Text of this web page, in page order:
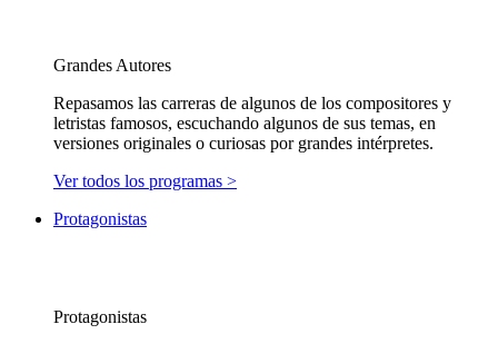
Grandes Autores
Repasamos las carreras de algunos de los compositores y
letristas famosos, escuchando algunos de sus temas, en
versiones originales o curiosas por grandes intérpretes.
Ver todos los programas >
Protagonistas
Protagonistas